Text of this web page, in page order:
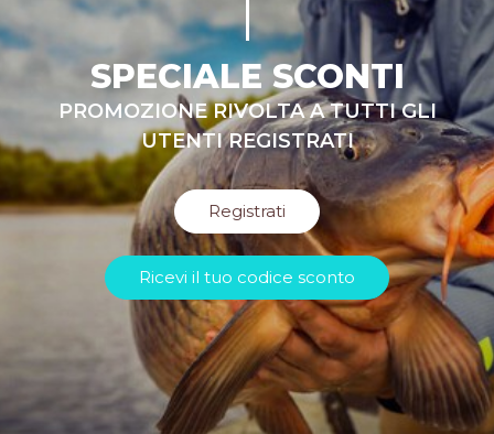
SPECIALE SCONTI
PROMOZIONE RIVOLTA A TUTTI GLI
UTENTI REGISTRATI
Registrati
Ricevi il tuo codice sconto